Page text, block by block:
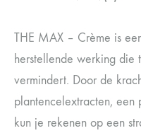
THE MAX – Crème is
herstellende werking die
vermindert. Door de
plantencelextracten,
kun je rekenen op een